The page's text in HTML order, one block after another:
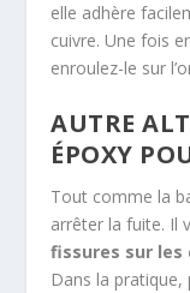
elle adhère
cuivre. Une fois
enroulez-le sur
AUTRE
ÉPOXY
Tout comme la
arrêter la fuite. Il
fissures sur les
Dans la